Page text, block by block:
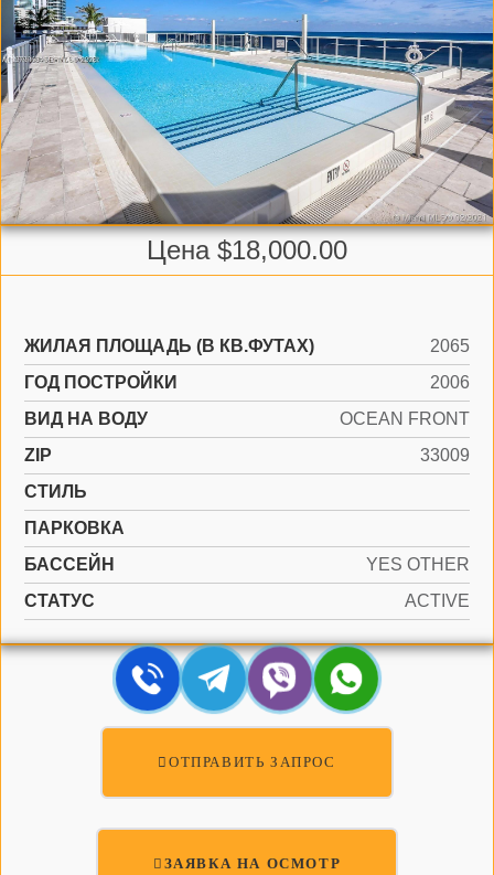
Цена $18,000.00
ЖИЛАЯ ПЛОЩАДЬ (В КВ.ФУТАХ)
2065
ГОД ПОСТРОЙКИ
2006
ВИД НА ВОДУ
OCEAN FRONT
ZIP
33009
СТИЛЬ
ПАРКОВКА
БАССЕЙН
YES OTHER
СТАТУС
ACTIVE
ОТПРАВИТЬ ЗАПРОС
ЗАЯВКА НА ОСМОТР